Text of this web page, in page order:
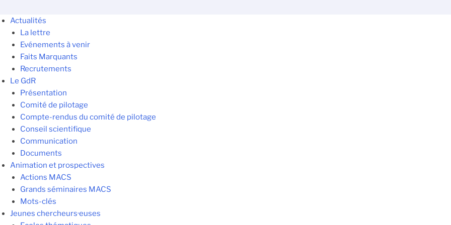
Actualités
La lettre
Evénements à venir
Faits Marquants
Recrutements
Le GdR
Présentation
Comité de pilotage
Compte-rendus du comité de pilotage
Conseil scientifique
Communication
Documents
Animation et prospectives
Actions MACS
Grands séminaires MACS
Mots-clés
Jeunes chercheurs·euses